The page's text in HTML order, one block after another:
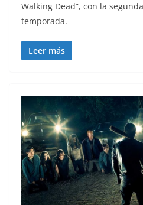
Walking Dead”, con la
temporada.
Leer más